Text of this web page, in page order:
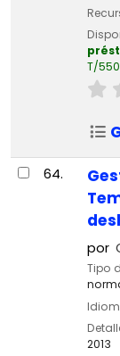
T/
64.
por
Tipo
2013